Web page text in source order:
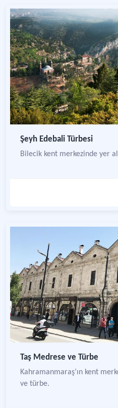
Şeyh Edebali Türbesi
Bilecik kent merkezinde yer
Taş Medrese ve Türbe
Kahramanmaraş’ın kent
ve türbe.